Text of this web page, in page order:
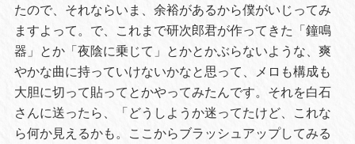
たので、それならいま、余裕があるから僕がいじってみ
ますよって。で、これまで研次郎君が作ってきた「鐘鳴
器」とか「夜陰に乗じて」とかとかぶらないような、爽
やかな曲に持っていけないかなと思って、メロも構成も
大胆に切って貼ってとかやってみたんです。それを白石
さんに送ったら、「どうしようか迷ってたけど、これな
ら何か見えるかも。ここからブラッシュアップしてみる